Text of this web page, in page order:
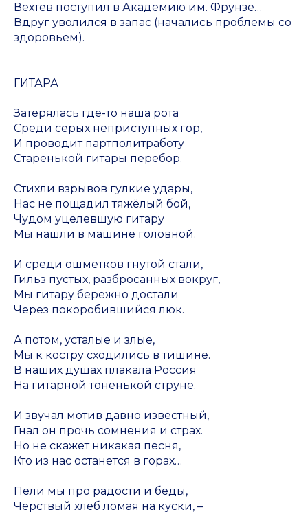
Вехтев поступил в Академию им. Фрунзе…
Вдруг уволился в запас (начались проблемы со
здоровьем).
ГИТАРА
Затерялась где-то наша рота
Среди серых неприступных гор,
И проводит партполитработу
Старенькой гитары перебор.
Стихли взрывов гулкие удары,
Нас не пощадил тяжёлый бой,
Чудом уцелевшую гитару
Мы нашли в машине головной.
И среди ошмётков гнутой стали,
Гильз пустых, разбросанных вокруг,
Мы гитару бережно достали
Через покоробившийся люк.
А потом, усталые и злые,
Мы к костру сходились в тишине.
В наших душах плакала Россия
На гитарной тоненькой струне.
И звучал мотив давно известный,
Гнал он прочь сомнения и страх.
Но не скажет никакая песня,
Кто из нас останется в горах…
Пели мы про радости и беды,
Чёрствый хлеб ломая на куски, –